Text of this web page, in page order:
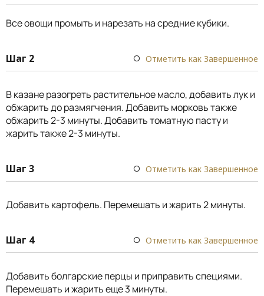
Все овощи промыть и нарезать на средние кубики.
Шаг 2 Отметить как Завершенное
В казане разогреть растительное масло, добавить лук и
обжарить до размягчения. Добавить морковь также
обжарить 2-3 минуты. Добавить томатную пасту и
жарить также 2-3 минуты.
Шаг 3 Отметить как Завершенное
Добавить картофель. Перемешать и жарить 2 минуты.
Шаг 4 Отметить как Завершенное
Добавить болгарские перцы и приправить специями.
Перемешать и жарить еще 3 минуты.